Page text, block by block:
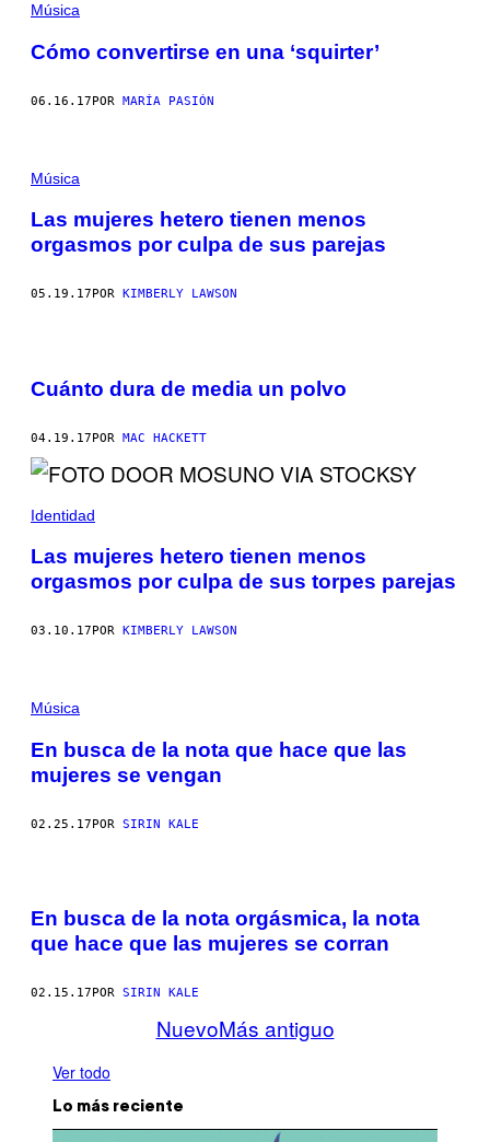
Música
Cómo convertirse en una ‘squirter’
06.16.17POR MARÍA PASIÓN
Música
Las mujeres hetero tienen menos
orgasmos por culpa de sus parejas
05.19.17 POR KIMBERLY LAWSON
Cuánto dura de media un polvo
04.19.17POR MAC HACKETT
Identidad
Las mujeres hetero tienen menos
orgasmos por culpa de sus torpes parejas
03.10.17 POR KIMBERLY LAWSON
Música
En busca de la nota que hace que las
mujeres se vengan
02.25.17POR SIRIN KALE
En busca de la nota orgásmica, la nota
que hace que las mujeres se corran
02.15.17 POR SIRIN KALE
NuevoMás antiguo
Ver todo
Lo más reciente